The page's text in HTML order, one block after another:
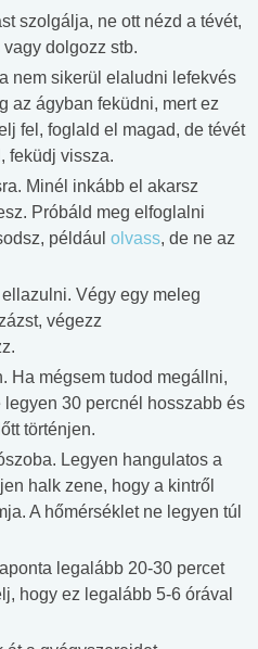
szolgálja, ne ott nézd a tévét,
dolgozz stb.
nem sikerül elaludni lefekvés
az ágyban feküdni, mert ez
fel, foglald el magad, de tévét
feküdj vissza.
Minél inkább el akarsz
Próbáld meg elfoglalni
például olvass, de ne az
Végy egy meleg
végezz
Ha mégsem tudod megállni,
30 percnél hosszabb és
történjen.
Legyen hangulatos a
halk zene, hogy a kintről
A hőmérséklet ne legyen túl
legalább 20-30 percet
hogy ez legalább 5-6 órával